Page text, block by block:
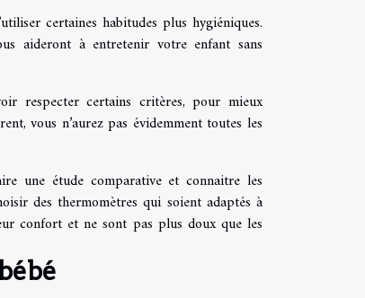
certaines habitudes plus hygiéniques.
aideront à entretenir votre enfant sans
respecter certains critères, pour mieux
vous n’aurez pas évidemment toutes les
une étude comparative et connaitre les
des thermomètres qui soient adaptés à
confort et ne sont pas plus doux que les